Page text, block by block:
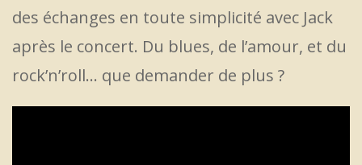
des échanges en toute simplicité avec Jack
après le concert. Du blues, de l’amour, et du
rock’n’roll… que demander de plus ?